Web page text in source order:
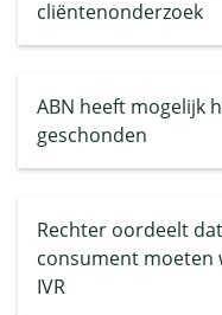
cliëntenonderzoek
ABN heeft mogelijk
geschonden
Rechter oordeelt
consument
IVR